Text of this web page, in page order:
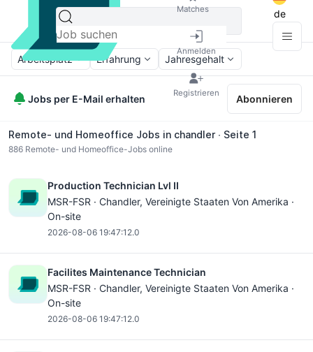
Matches
Anmelden
Registrieren
de
Arbeitsplatz Erfahrung Jahresgehalt
Jobs per E-Mail erhalten Abonnieren
Remote- und Homeoffice Jobs in chandler ∙ Seite 1
886 Remote- und Homeoffice-Jobs online
Production Technician Lvl II
MSR-FSR · Chandler, Vereinigte Staaten Von Amerika ·
On-site
2026-08-06 19:47:12.0
Facilites Maintenance Technician
MSR-FSR · Chandler, Vereinigte Staaten Von Amerika ·
On-site
2026-08-06 19:47:12.0